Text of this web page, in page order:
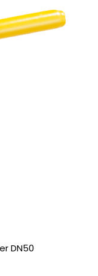
DN50